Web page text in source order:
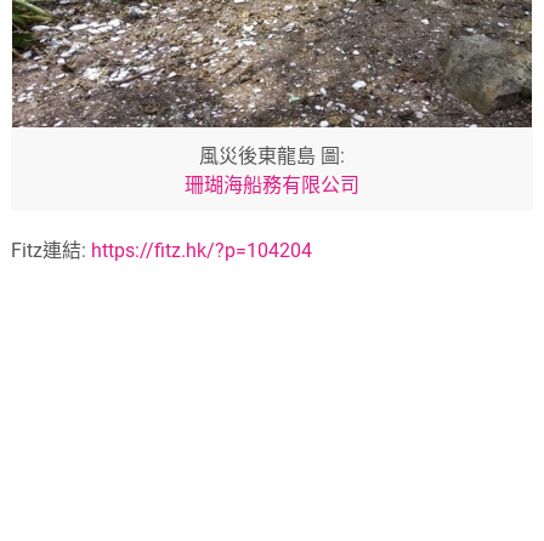
風災後東龍島 圖:
珊瑚海船務有限公司
Fitz連結: https://fitz.hk/?p=104204